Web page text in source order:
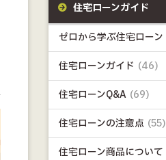
住宅ローンガイド
ゼロから学ぶ住宅ローン
住宅ローンガイド (46)
住宅ローンQ&A (69)
住宅ローンの注意点 (55)
住宅ローン商品について